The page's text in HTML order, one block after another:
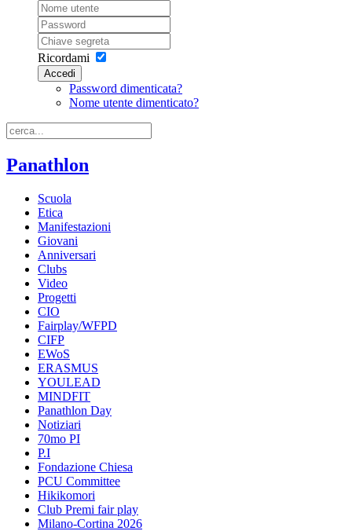
Ricordami
Accedi
Password dimenticata?
Nome utente dimenticato?
Panathlon
Scuola
Etica
Manifestazioni
Giovani
Anniversari
Clubs
Video
Progetti
CIO
Fairplay/WFPD
CIFP
EWoS
ERASMUS
YOULEAD
MINDFIT
Panathlon Day
Notiziari
70mo PI
P.I
Fondazione Chiesa
PCU Committee
Hikikomori
Club Premi fair play
Milano-Cortina 2026